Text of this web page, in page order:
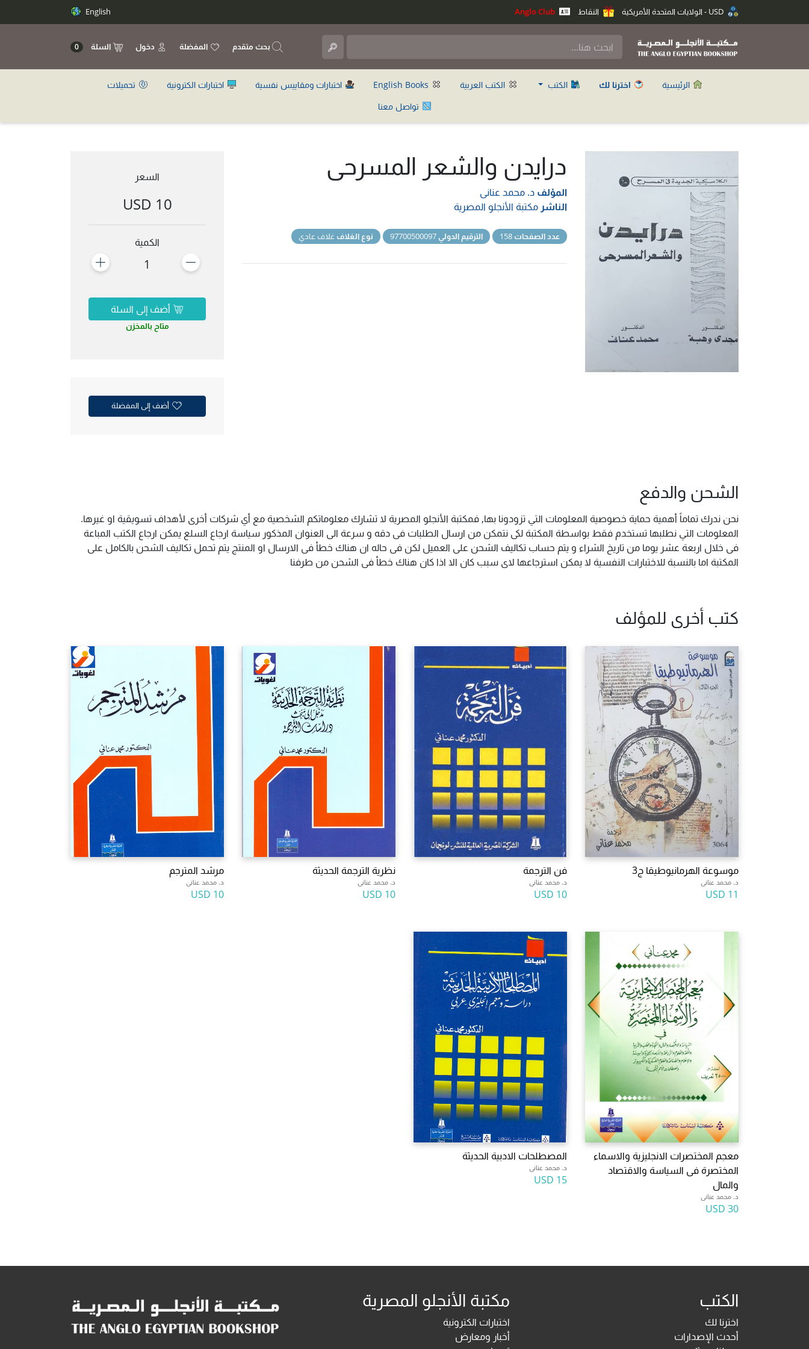
النقاط English
بحث متقدم المفضلة دخول السلة 0
الرئيسية اخترنا لك الكتب الكتب العربية اختبارات ومقاييس نفسية اختبارات الكترونية
تحميلات
تواصل معنا
درايدن والشعر المسرحى
المؤلف د. محمد عنانى
الناشر مكتبة الأنجلو المصرية
عدد الصفحات الترقيم الدولي نوع الغلاف غلاف عادي
السعر
10 USD
الكمية
1
أضف إلى السلة
متاح بالمخزن
أضف إلى المفضلة
الشحن والدفع
نحن ندرك تماماً أهمية حماية خصوصية المعلومات التي تزودونا بها, فمكتبة الأنجلو المصرية لا تشارك معلوماتكم الشخصية مع أي شركات أخرى لأهداف تسويقية او غيرها.
المعلومات التي نطلبها تستخدم فقط بواسطة المكتبة لكى نتمكن من ارسال الطلبات فى دقه و سرعة الى العنوان المذكور سياسة ارجاع السلع يمكن ارجاع الكتب المباعة
فى خلال اربعة عشر يوما من تاريخ الشراء و يتم حساب تكاليف الشحن على العميل لكن فى حاله ان هناك خطأ فى الارسال او المنتج يتم تحمل تكاليف الشحن بالكامل على
المكتبة اما بالنسبة للاختبارات النفسية لا يمكن استرجاعها لاى سبب كان الا اذا كان هناك خطأ فى الشحن من طرفنا
كتب أخرى للمؤلف
موسوعة الهرمانيوطيقا ج3
د. محمد عنانى
11 USD
فن الترجمة
د. محمد عنانى
10 USD
نظرية الترجمة الحديثة
د. محمد عنانى
10 USD
مرشد المترجم
د. محمد عنانى
10 USD
معجم المختصرات الانجليزية والاسماء
المختصرة فى السياسة والاقتصاد
والمال
د. محمد عنانى
30 USD
المصطلحات الادبية الحديثة
د. محمد عنانى
15 USD
الكتب
اخترنا لك
أحدث الإصدارات
مكتبة الأنجلو المصرية
اختبارات الكترونية
أخبار ومعارض